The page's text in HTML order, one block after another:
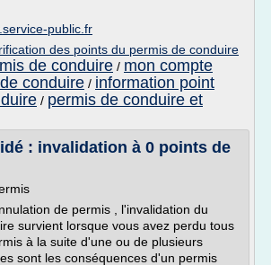
public.fr
des points du permis de conduire
de conduire / mon compte
conduire / information point
/ permis de conduire et
: invalidation à 0 points de
de permis , l'invalidation du
survient lorsque vous avez perdu tous
à la suite d'une ou de plusieurs
sont les conséquences d'un permis